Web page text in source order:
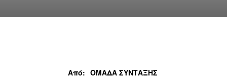
Από: ΟΜΑΔΑ ΣΥΝΤΑΞΗΣ